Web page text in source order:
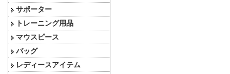
サポーター
トレーニング用品
マウスピース
バッグ
レディースアイテム